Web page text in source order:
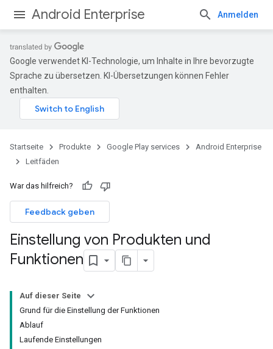
Android Enterprise Anmelden
Google verwendet KI-Technologie, um Inhalte in Ihre bevorzugte
Sprache zu übersetzen. KI-Übersetzungen können Fehler
enthalten.
Startseite Produkte Google Play services
Android Enterprise
Leitfäden
War das hilfreich?
Feedback geben
Einstellung von Produkten und
Funktionen
Auf dieser Seite
Grund für die Einstellung der Funktionen
Ablauf
Laufende Einstellungen